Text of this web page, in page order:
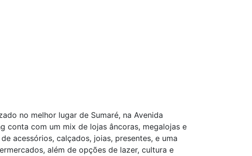
no melhor lugar de Sumaré, na Avenida
conta com um mix de lojas âncoras, megalojas e
acessórios, calçados, joias, presentes, e uma
além de opções de lazer, cultura e